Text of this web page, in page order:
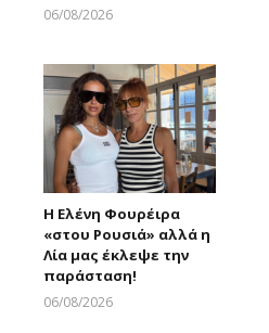
06/08/2026
Η Ελένη Φουρέιρα
«στου Ρουσιά» αλλά η
Λία μας έκλεψε την
παράσταση!
06/08/2026